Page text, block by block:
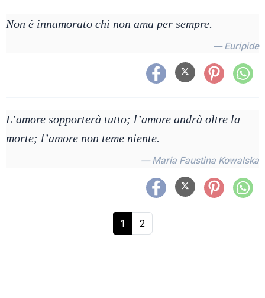
Non è innamorato chi non ama per sempre.
— Euripide
L’amore sopporterà tutto; l’amore andrà oltre la
morte; l’amore non teme niente.
— Maria Faustina Kowalska
1 2